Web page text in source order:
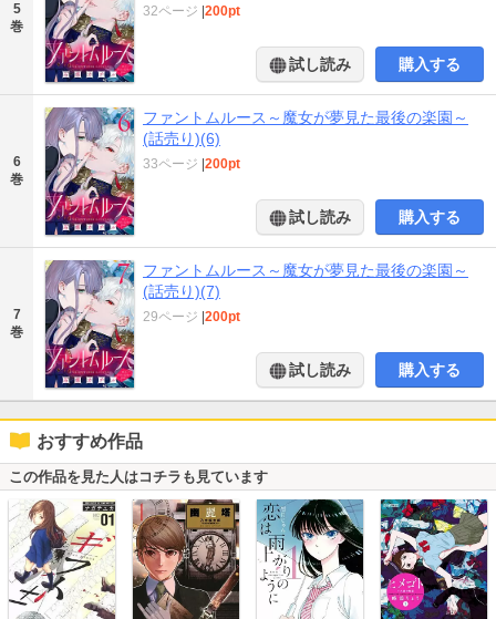
5
巻
32ページ 200pt
試し読み 購入する
6
巻
ファントムルース～魔女が夢見た最後の楽園～
(話売り)(6)
33ページ 200pt
試し読み 購入する
7
巻
ファントムルース～魔女が夢見た最後の楽園～
(話売り)(7)
29ページ 200pt
試し読み 購入する
おすすめ作品
この作品を見た人はコチラも見ています